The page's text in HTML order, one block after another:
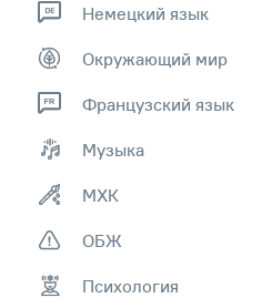
Немецкий язык
Окружающий мир
Французский язык
Музыка
МХК
ОБЖ
Психология